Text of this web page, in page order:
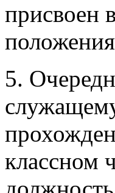
присвоен
5.
классном